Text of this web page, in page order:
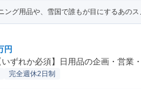
ング用品や、雪国で誰もが目にするあの
円
ずれか必須】日用品の企画・営業
完全週休2日制